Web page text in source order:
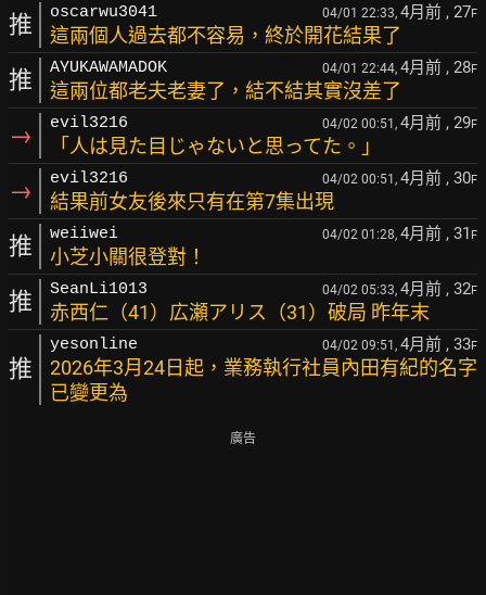
推 oscarwu3041 04/01 22:33, 4月前 , 27F
這兩個人過去都不容易，終於開花結果了
推 AYUKAWAMADOK 04/01 22:44, 4月前 , 28F
這兩位都老夫老妻了，結不結其實沒差了
→ evil3216 04/02 00:51, 4月前 , 29F
「人は見た目じゃないと思ってた。」
→ evil3216 04/02 00:51, 4月前 , 30F
結果前女友後來只有在第7集出現
推 weiiwei 04/02 01:28, 4月前 , 31 F
小芝小關很登對！
推 SeanLi1013 04/02 05:33, 4月前 , 32F
赤西仁（41）広瀬アリス（31）破局 昨年末
推
yesonline 04/02 09:51, 4月前 , 33F
2026年3月24日起，業務執行社員內田有紀的名字
已變更為
廣告